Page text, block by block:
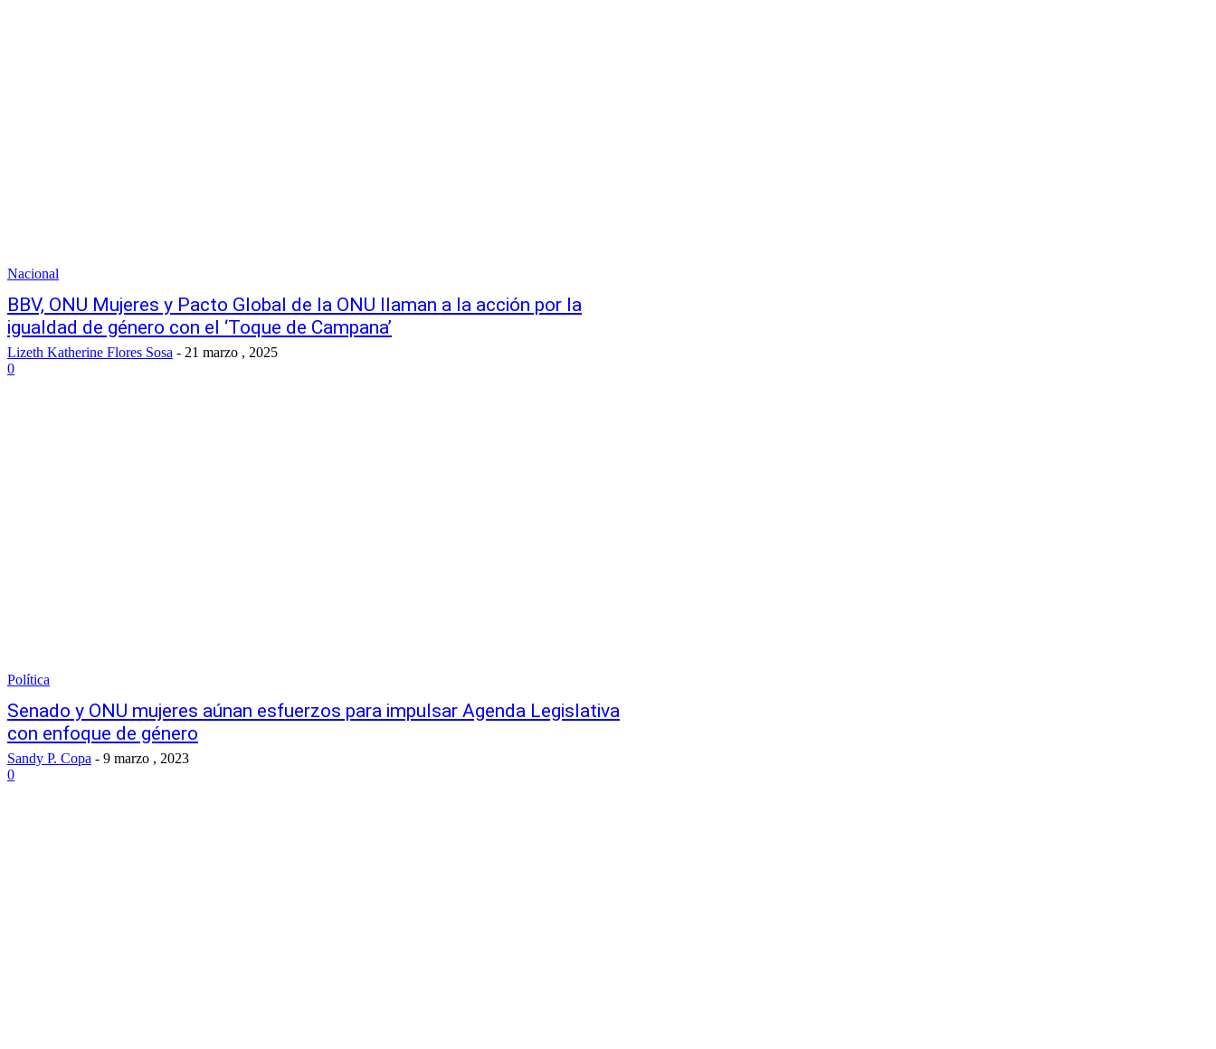
Nacional
BBV, ONU Mujeres y Pacto Global de la ONU llaman a la acción por la
igualdad de género con el ‘Toque de Campana’
Lizeth Katherine Flores Sosa - 21 marzo , 2025
0
Política
Senado y ONU mujeres aúnan esfuerzos para impulsar Agenda Legislativa
con enfoque de género
Sandy P. Copa - 9 marzo , 2023
0